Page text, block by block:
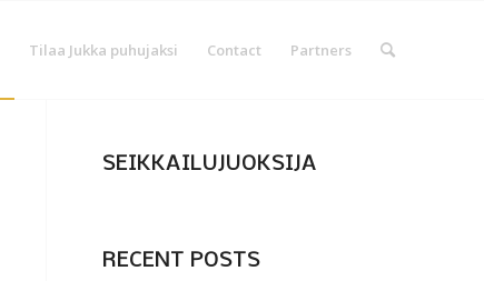
Tilaa Jukka puhujaksi Contact Partners
SEIKKAILUJUOKSIJA
RECENT POSTS